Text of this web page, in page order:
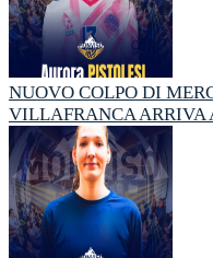
NUOVO COLPO DI
VILLAFRANCA ARRIVA